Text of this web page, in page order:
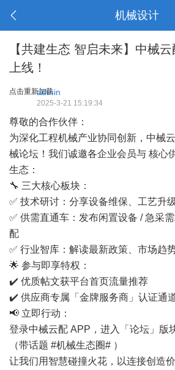
机械设计
【共建生态 智启未来】中械
上线！
点击重新加载
admin
2025-3-21 15:19:34
尊敬的合作伙伴：
为深化工程机械产业协同创新，中械
械论坛！我们诚邀各企业会员与 核心
生态：
🔧 三大核心板块：
✅ 技术研讨：分享设备维保、工艺升
✅ 供需直通车：发布闲置设备 / 急采
配
✅ 行业智库：解读最新政策、市场趋
🌟 参与即享特权：
✔️ 优质帖文获平台首页流量推荐
✔️ 供应商专属「金牌服务商」认证通
📢 立即行动：
登录中械云配 APP，进入「论坛」版
（带话题 #机械生态圈# ）
让我们用智慧碰撞火花，以连接创造价